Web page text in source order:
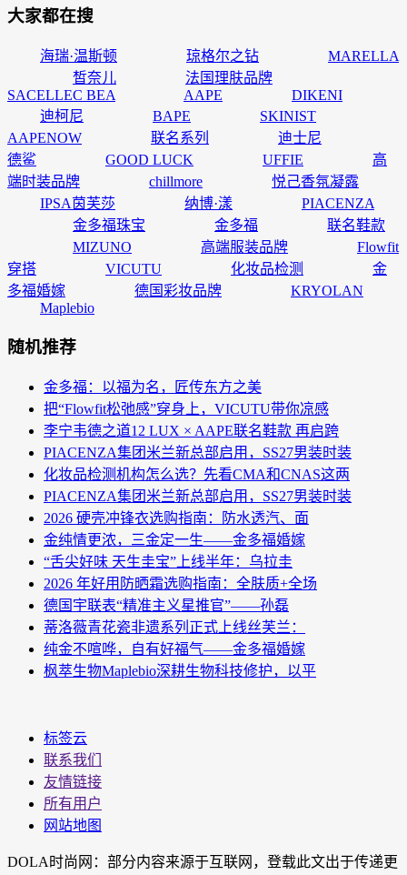
大家都在搜
海瑞·温斯顿 琼格尔之钻
MARELLA
皙奈儿
法国理肤品牌
SACELLEC BEA
AAPE
DIKENI
迪柯尼
BAPE
SKINIST
AAPENOW
联名系列
迪士尼
德鲨
GOOD LUCK UFFIE
高
端时装品牌
chillmore
悦己香氛凝露
IPSA茵芙莎
纳博·漾
PIACENZA
金多福珠宝
金多福
联名鞋款
MIZUNO
高端服装品牌
Flowfit
穿搭
VICUTU 化妆品检测
金
多福婚嫁
德国彩妆品牌
KRYOLAN
Maplebio
随机推荐
金多福：以福为名，匠传东方之美
把“Flowfit松弛感”穿身上，VICUTU带你凉感
李宁韦德之道12 LUX × AAPE联名鞋款 再启跨
PIACENZA集团米兰新总部启用，SS27男装时装
化妆品检测机构怎么选？先看CMA和CNAS这两
PIACENZA集团米兰新总部启用，SS27男装时装
2026 硬壳冲锋衣选购指南：防水透汽、面
金纯情更浓，三金定一生——金多福婚嫁
“舌尖好味 天生圭宝”上线半年：乌拉圭
2026 年好用防晒霜选购指南：全肤质+全场
德国宇联表“精准主义星推官”——孙磊
蒂洛薇青花瓷非遗系列正式上线丝芙兰：
纯金不喧哗，自有好福气——金多福婚嫁
枫萃生物Maplebio深耕生物科技修护，以平
标签云
联系我们
友情链接
所有用户
网站地图
DOLA时尚网：部分内容来源于互联网，登载此文出于传递更